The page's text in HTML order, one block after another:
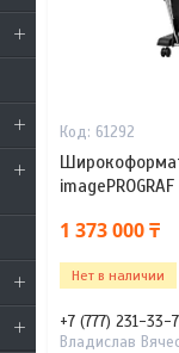
61292
1 373 000 ₸
Нет в наличии
+7 (777) 231-33-
Владислав